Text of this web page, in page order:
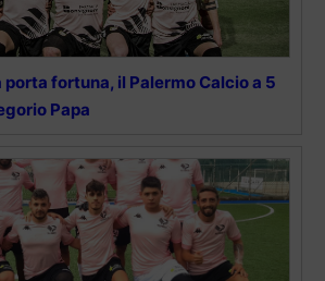
porta fortuna, il Palermo Calcio a 5
Papa